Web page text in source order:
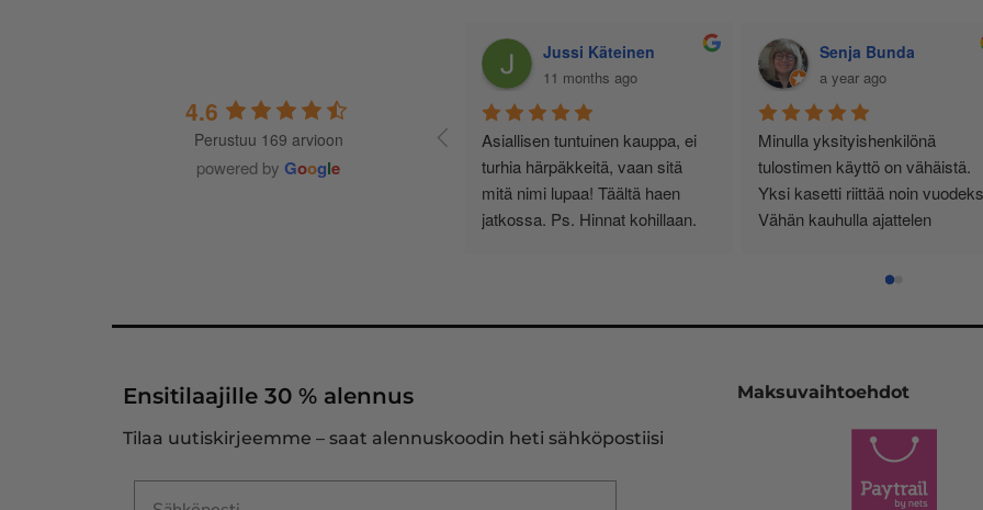
4.6
Perustuu 169 arvioon
powered by Google
Jussi Käteinen
11 months ago
Asiallisen tuntuinen kauppa, ei
turhia härpäkkeitä, vaan sitä
mitä nimi lupaa! Täältä haen
jatkossa. Ps. Hinnat kohillaan.
Senja Bunda
a year ago
Minulla yksityishenkilönä
tulostimen käyttö on vähäistä.
Yksi kasetti riittää noin
Vähän kauhulla ajattelen
edelleen oikean ja tulostimeeni
heidän sivujensa kautta uuden
vastaavan. Tulostinmerkkien
sekä kasettien runsaus on
viidakko, missä en halua rämpiä.
Ensitilaajille 30 % alennus
Tilaa uutiskirjeemme – saat alennuskoodin heti sähköpostiisi
Maksuvaihtoehdot